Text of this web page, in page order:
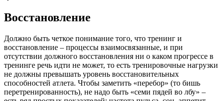
Восстановление
Должно быть четкое понимание того, что тренинг и
восстановление – процессы взаимосвязанные, и при
отсутствии должного восстановления ни о каком прогрессе в
тренинге речь идти не может, то есть тренировочные нагрузки
не должны превышать уровень восстановительных
способностей атлета. Чтобы заметить «перебор» (то бишь
перетренированность), не надо быть «семи пядей во лбу» –